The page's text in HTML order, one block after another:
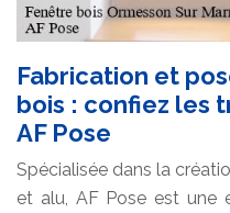
Fabrication et
bois : confiez les
AF Pose
Spécialisée dans la
et alu, AF Pose est une